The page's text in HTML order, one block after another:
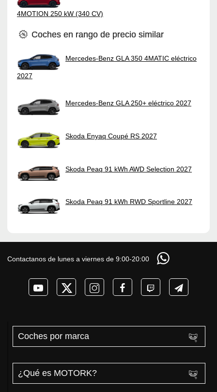
4MOTION 250 kW (340 CV)
Coches en rango de precio similar
Mercedes-Benz GLA 350 4MATIC eléctrico
2027
Mercedes-Benz GLA 250+ eléctrico 2027
Skoda Enyaq Coupé RS 2027
Skoda Peaq 91 kWh AWD Selection 2027
Skoda Peaq 91 kWh RWD Sportline 2027
Contactanos de lunes a viernes de 9:00-20:00
Coches por marca
¿Qué es MOTORK?